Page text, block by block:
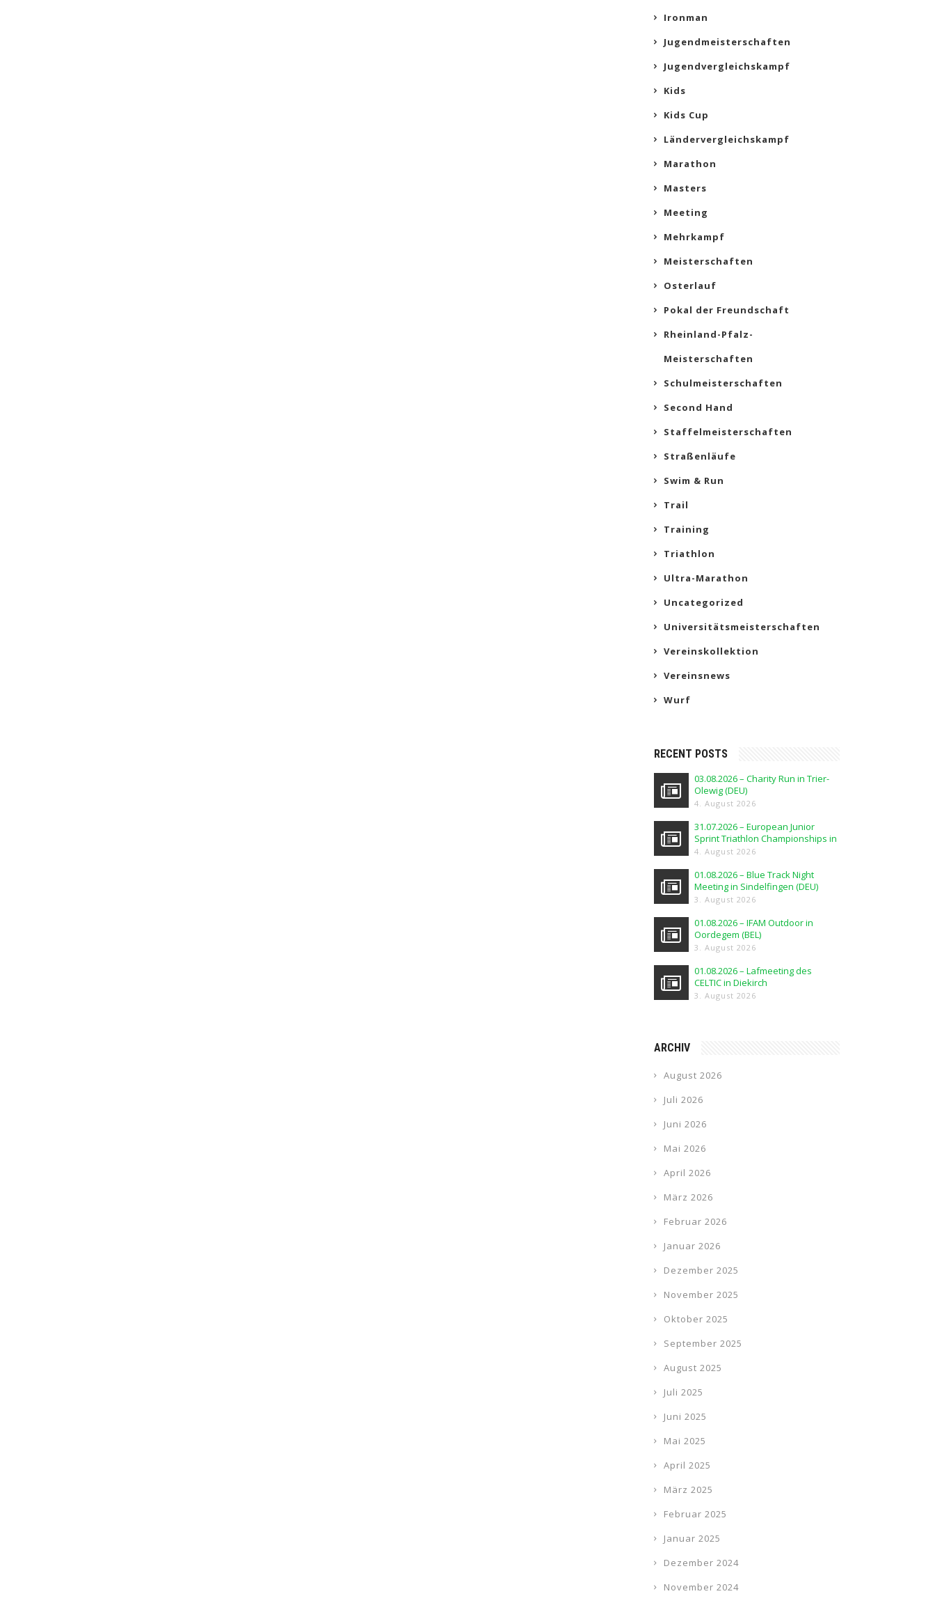
Ironman
Jugendmeisterschaften
Jugendvergleichskampf
Kids
Kids Cup
Ländervergleichskampf
Marathon
Masters
Meeting
Mehrkampf
Meisterschaften
Osterlauf
Pokal der Freundschaft
Rheinland-Pfalz-
Meisterschaften
Schulmeisterschaften
Second Hand
Staffelmeisterschaften
Straßenläufe
Swim & Run
Trail
Training
Triathlon
Ultra-Marathon
Uncategorized
Universitätsmeisterschaften
Vereinskollektion
Vereinsnews
Wurf
RECENT POSTS
03.08.2026 – Charity Run in Trier-
Olewig (DEU)
4. August 2026
31.07.2026 – European Junior
Sprint Triathlon Championships in
Elblag (POL)
4. August 2026
01.08.2026 – Blue Track Night
Meeting in Sindelfingen (DEU)
3. August 2026
01.08.2026 – IFAM Outdoor in
Oordegem (BEL)
3. August 2026
01.08.2026 – Lafmeeting des
CELTIC in Diekirch
3. August 2026
ARCHIV
August 2026
Juli 2026
Juni 2026
Mai 2026
April 2026
März 2026
Februar 2026
Januar 2026
Dezember 2025
November 2025
Oktober 2025
September 2025
August 2025
Juli 2025
Juni 2025
Mai 2025
April 2025
März 2025
Februar 2025
Januar 2025
Dezember 2024
November 2024